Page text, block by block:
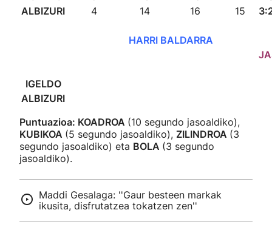
ALBIZURI
4 14 16 15
HARRI BALDARRA
IGELDO
ALBIZURI
Puntuazioa: KOADROA (10 segundo jasoaldiko),
KUBIKOA (5 segundo jasoaldiko), ZILINDROA (3
segundo jasoaldiko) eta BOLA (3 segundo
jasoaldiko).
Maddi Gesalaga: ''Gaur besteen markak
ikusita, disfrutatzea tokatzen zen''